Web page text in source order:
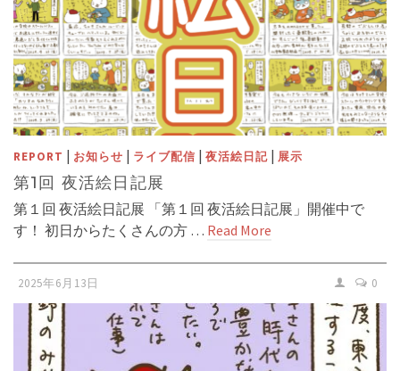
REPORT | お知らせ | ライブ配信 | 夜活絵日記 | 展示
第1回 夜活絵日記展
第１回 夜活絵日記展 「第１回 夜活絵日記展」開催中で
す！ 初日からたくさんの方 … Read More
2025年6月13日 0